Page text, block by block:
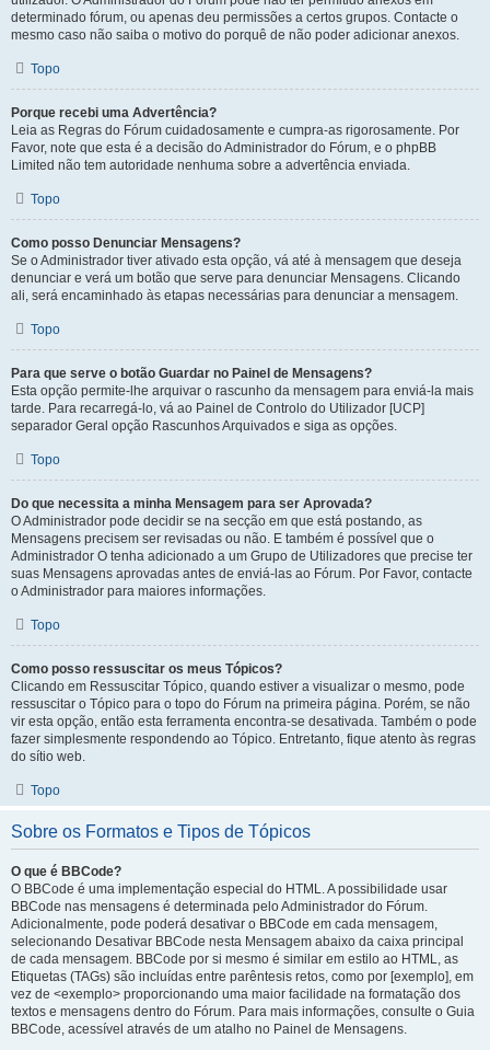
determinado fórum, ou apenas deu permissões a certos grupos. Contacte o
mesmo caso não saiba o motivo do porquê de não poder adicionar anexos.
Topo
Porque recebi uma Advertência?
Leia as Regras do Fórum cuidadosamente e cumpra-as rigorosamente. Por
Favor, note que esta é a decisão do Administrador do Fórum, e o phpBB
Limited não tem autoridade nenhuma sobre a advertência enviada.
Topo
Como posso Denunciar Mensagens?
Se o Administrador tiver ativado esta opção, vá até à mensagem que deseja
denunciar e verá um botão que serve para denunciar Mensagens. Clicando
ali, será encaminhado às etapas necessárias para denunciar a mensagem.
Topo
Para que serve o botão Guardar no Painel de Mensagens?
Esta opção permite-lhe arquivar o rascunho da mensagem para enviá-la mais
tarde. Para recarregá-lo, vá ao Painel de Controlo do Utilizador [UCP]
separador Geral opção Rascunhos Arquivados e siga as opções.
Topo
Do que necessita a minha Mensagem para ser Aprovada?
O Administrador pode decidir se na secção em que está postando, as
Mensagens precisem ser revisadas ou não. E também é possível que o
Administrador O tenha adicionado a um Grupo de Utilizadores que precise ter
suas Mensagens aprovadas antes de enviá-las ao Fórum. Por Favor, contacte
o Administrador para maiores informações.
Topo
Como posso ressuscitar os meus Tópicos?
Clicando em Ressuscitar Tópico, quando estiver a visualizar o mesmo, pode
ressuscitar o Tópico para o topo do Fórum na primeira página. Porém, se não
vir esta opção, então esta ferramenta encontra-se desativada. Também o pode
fazer simplesmente respondendo ao Tópico. Entretanto, fique atento às regras
do sítio web.
Topo
Sobre os Formatos e Tipos de Tópicos
O que é BBCode?
O BBCode é uma implementação especial do HTML. A possibilidade usar
BBCode nas mensagens é determinada pelo Administrador do Fórum.
Adicionalmente, pode poderá desativar o BBCode em cada mensagem,
selecionando Desativar BBCode nesta Mensagem abaixo da caixa principal
de cada mensagem. BBCode por si mesmo é similar em estilo ao HTML, as
Etiquetas (TAGs) são incluídas entre parêntesis retos, como por [exemplo], em
vez de <exemplo> proporcionando uma maior facilidade na formatação dos
textos e mensagens dentro do Fórum. Para mais informações, consulte o Guia
BBCode, acessível através de um atalho no Painel de Mensagens.